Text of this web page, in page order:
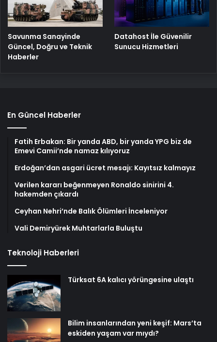
Savunma Sanayinde
Güncel, Doğru ve Teknik
Haberler
Datahost İle Güvenilir
Sunucu Hizmetleri
En Güncel Haberler
Fatih Erbakan: Bir yanda ABD, bir yanda YPG biz de
Emevi Camii’nde namaz kılıyoruz
Erdoğan’dan asgari ücret mesajı: Kayıtsız kalmayız
Verilen kararı beğenmeyen Ronaldo sinirini 4.
hakemden çıkardı
Ceyhan Nehri’nde Balık Ölümleri İnceleniyor
Vali Demiryürek Muhtarlarla Buluştu
Teknoloji Haberleri
Türksat 6A kalıcı yörüngesine ulaştı
Bilim insanlarından yeni keşif: Mars’ta
eskiden yaşam var mıydı?